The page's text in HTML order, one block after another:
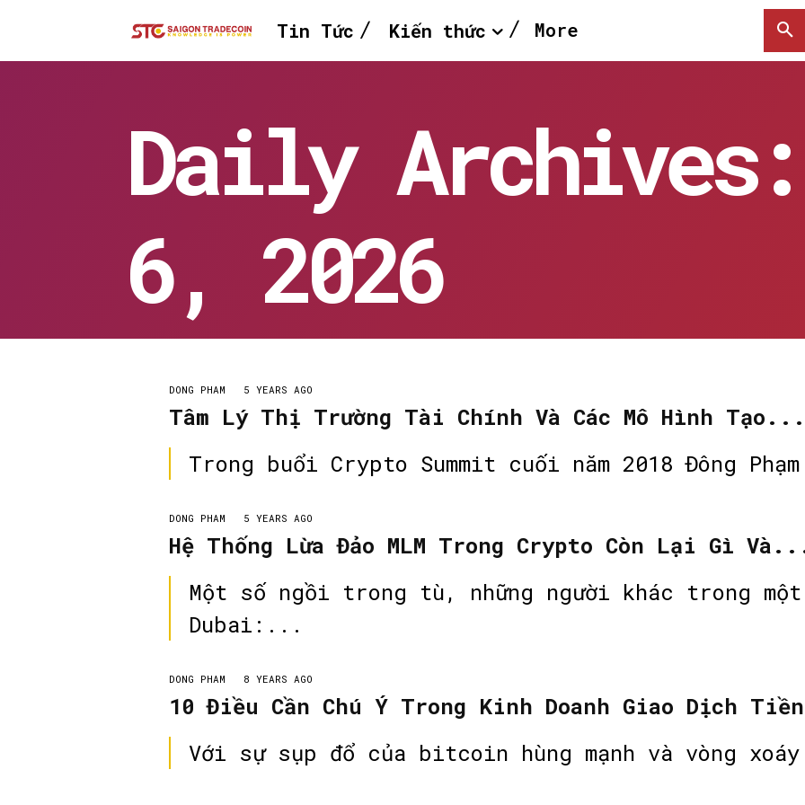
Tin Tức Kiến thức More
Daily
6, 2026
DONG PHAM 5 YEARS AGO
Tâm Lý Thị Trường Tài Chính Và Các Mô Hình Tạo...
Trong buổi Crypto Summit cuối năm
DONG PHAM 5 YEARS AGO
Hệ Thống Lừa Đảo MLM Trong Crypto Còn Lại Gì
Một số ngồi trong tù, những người khác trong
Dubai:...
DONG PHAM 8 YEARS AGO
10 Điều Cần Chú Ý Trong Kinh Doanh Giao Dịch
Với sự sụp đổ của bitcoin hùng mạnh và vòng